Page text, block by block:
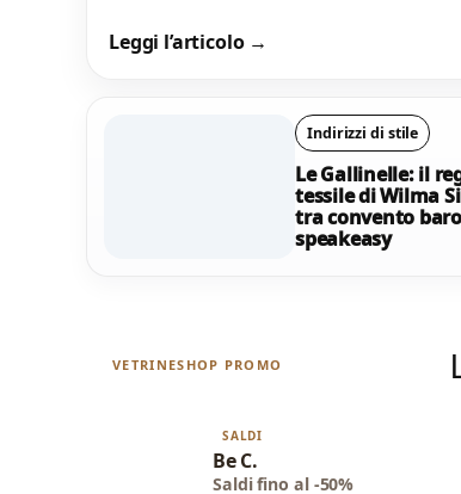
Indirizzi di stile
Tendenze
2026:
nicchia e
Ottica
Leggi l’articolo →
Indirizzi di stile
Le Gallinelle: il
tessile di Wilma
tra convento
speakeasy
VETRINESHOP PROMO
SALDI
Be C.
Saldi fino al -50%